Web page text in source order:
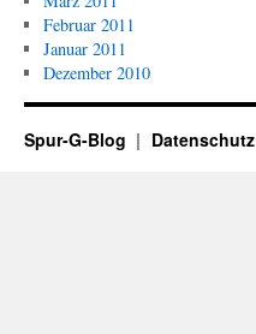
Februar 2011
Januar 2011
Dezember 2010
Spur-G-Blog Datenschutz